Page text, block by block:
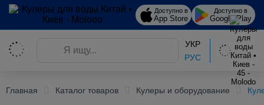
Доступно в
App Store
Доступно в
Google Play
УКР
РУС
Главная Каталог товаров Кулеры и оборудование